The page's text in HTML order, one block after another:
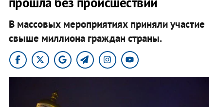
В массовых мероприятиях приняли участие
свыше миллиона граждан страны.